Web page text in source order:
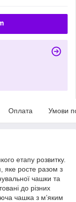
Оплата Умови
етапу розвитку.
яке росте разом з
чашки та
до різних
чашка з м’яким